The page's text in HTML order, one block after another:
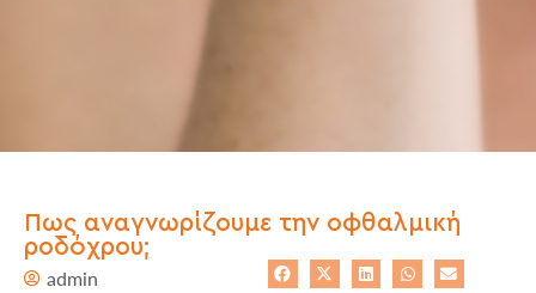
Πως αναγνωρίζουμε την οφθαλμική
ροδόχρου;
admin